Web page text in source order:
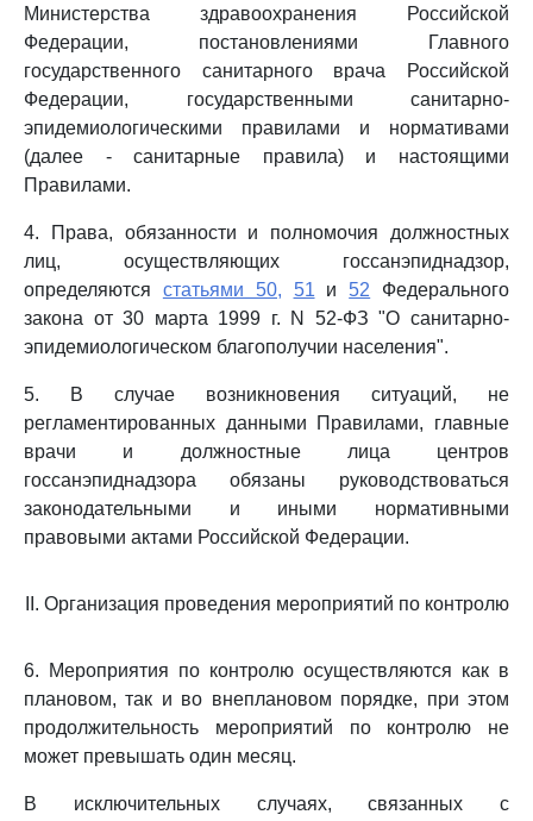
Министерства здравоохранения Российской
Федерации, постановлениями Главного
государственного санитарного врача Российской
Федерации, государственными санитарно-
эпидемиологическими правилами и нормативами
(далее - санитарные правила) и настоящими
Правилами.
4. Права, обязанности и полномочия должностных
лиц, осуществляющих госсанэпиднадзор,
определяются статьями 50, 51 и 52 Федерального
закона от 30 марта 1999 г. N 52-ФЗ "О санитарно-
эпидемиологическом благополучии населения".
5. В случае возникновения ситуаций, не
регламентированных данными Правилами, главные
врачи и должностные лица центров
госсанэпиднадзора обязаны руководствоваться
законодательными и иными нормативными
правовыми актами Российской Федерации.
II. Организация проведения мероприятий по контролю
6. Мероприятия по контролю осуществляются как в
плановом, так и во внеплановом порядке, при этом
продолжительность мероприятий по контролю не
может превышать один месяц.
В исключительных случаях, связанных с